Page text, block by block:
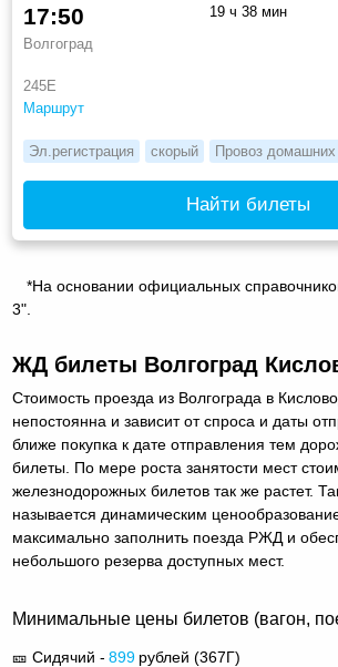
245Е
Маршрут
17:50
Волгоград
19 ч 38 мин
Эл.регистрация скорый Провоз
Найти билеты
*На основании официальных
3".
ЖД билеты Волгоград
Стоимость проезда из Волгограда в
непостоянна и зависит от спроса и даты
ближе покупка к дате отправления тем
билеты. По мере роста занятости мест
железнодорожных билетов так же растет.
называется динамическим
максимально заполнить поезда РЖД и
небольшого резерва доступных мест.
Минимальные цены билетов (вагон,
🎫 Сидячий - 899 рублей (367Г)